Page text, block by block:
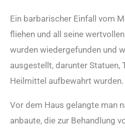
Ein barbarischer Einfall vom
fliehen und all seine
wurden wiedergefunden und
ausgestellt, darunter Statuen,
Heilmittel aufbewahrt wurden.
Vor dem Haus gelangte man
anbaute, die zur Behandlung